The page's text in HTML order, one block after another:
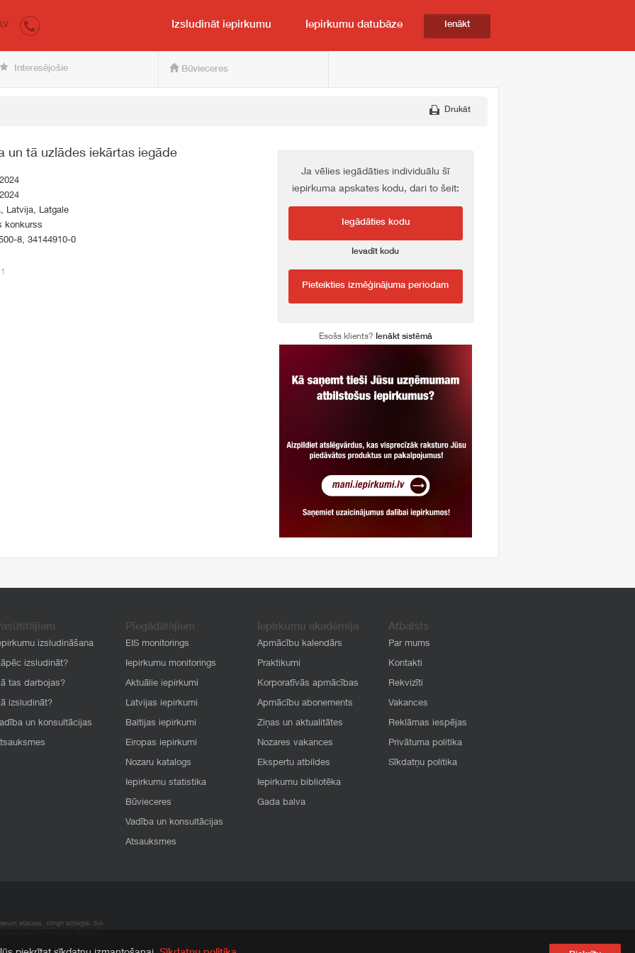
pircējam un pārdevējam
LV Izsludināt iepirkumu Iepirkumu datubāze Ienākt
Interesējošie Būvieceres
Drukāt
un tā uzlādes iekārtas iegāde
Latvija, Latgale
konkurss
8, 34144910-0
Ja vēlies iegādāties individuālu šī
iepirkuma apskates kodu, dari to šeit:
Iegādāties kodu
Ievadīt kodu
Pieteikties izmēģinājuma periodam
Esošs klients? Ienākt sistēmā
izsludināšana
izsludināt?
tas darbojas?
izsludināt?
un konsultācijas
Piegādātājiem
EIS monitorings
Iepirkumu monitorings
Aktuālie iepirkumi
Latvijas iepirkumi
Baltijas iepirkumi
Eiropas iepirkumi
Nozaru katalogs
Iepirkumu statistika
Būvieceres
Vadība un konsultācijas
Atsauksmes
Iepirkumu akadēmija
Apmācību kalendārs
Praktikumi
Korporatīvās apmācības
Apmācību abonements
Ziņas un aktualitātes
Nozares vakances
Ekspertu atbildes
Iepirkumu bibliotēka
Gada balva
Atbalsts
Par mums
Kontakti
Rekvizīti
Vakances
Reklāmas iespējas
Privātuma politika
Sīkdatņu politika
atļaujas, stingri aizliegta. SIA